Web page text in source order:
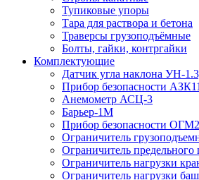
Тупиковые упоры
Тара для раствора и бетона
Траверсы грузоподъёмные
Болты, гайки, контргайки
Комплектующие
Датчик угла наклона УН-
Прибор безопасности
Анемометр АСЦ-3
Барьер-1М
Прибор безопасности
Ограничитель
Ограничитель
Ограничитель нагрузки
Ограничитель нагрузки